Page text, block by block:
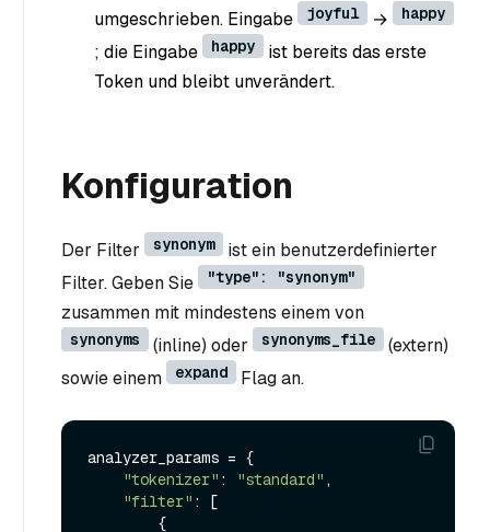
umgeschrieben. Eingabe
joyful → happy
; die Eingabe happy
ist bereits das erste
Token und bleibt unverändert.
Konfiguration
Der Filter synonym
ist ein benutzerdefinierter
Filter. Geben Sie
"type": "synonym"
zusammen mit mindestens einem von
synonyms (inline) oder synonyms_file
(extern)
sowie einem
expand Flag an.
analyzer_params = {
"tokenizer" : "standard" ,
"filter" : [